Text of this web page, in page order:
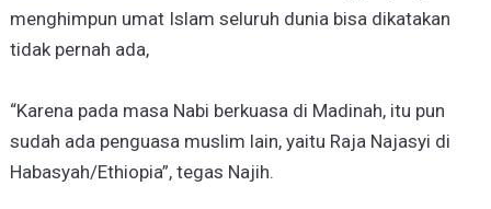
menghimpun umat Islam seluruh dunia bisa dikatakan
tidak pernah ada,
“Karena pada masa Nabi berkuasa di Madinah, itu pun
sudah ada penguasa muslim lain, yaitu Raja Najasyi di
Habasyah/Ethiopia”, tegas Najih.